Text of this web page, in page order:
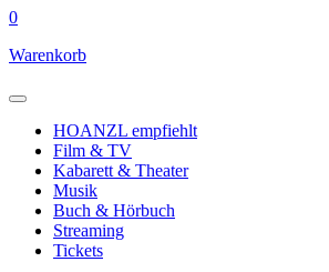
0
Warenkorb
HOANZL empfiehlt
Film & TV
Kabarett & Theater
Musik
Buch & Hörbuch
Streaming
Tickets